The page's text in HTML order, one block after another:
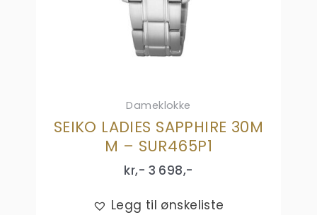
Dameklokke
SEIKO LADIES SAPPHIRE 30M
M – SUR465P1
kr,- 3 698,-
Legg til ønskeliste